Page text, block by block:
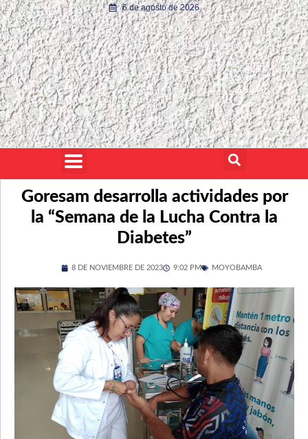
6 de agosto de 2026
Goresam desarrolla actividades por
la “Semana de la Lucha Contra la
Diabetes”
8 DE NOVIEMBRE DE 2023 9:02 PM MOYOBAMBA